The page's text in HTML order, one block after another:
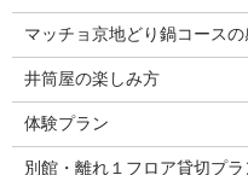
マッチョ京地どり鍋コースの
井筒屋の楽しみ方
体験プラン
別館・離れ１フロア貸切プ